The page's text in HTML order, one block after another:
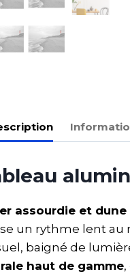
assourdie et
un rythme lent au
baigné de
haut de gamme